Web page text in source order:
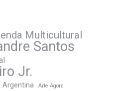
Multicultural
Santos
Jr.
Argentina Arte Agora